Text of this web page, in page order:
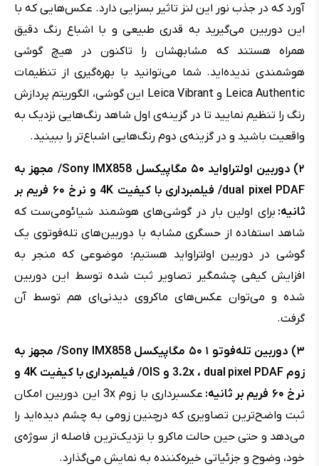
آورد که در جذب نور این لنز تاثیر بسزایی دارد. عکس‌هایی که با
این دوربین می‌گیرید به قدری طبیعی و با اشباع رنگ دقیق
همراه هستند که مشابهشان را تاکنون در هیچ گوشی
هوشمندی ندیده‌اید. شما می‌توانید با بهره‌گیری از تنظیمات
Leica Authentic و Leica Vibrant این گوشی، الگوریتم پردازش
رنگ را تنظیم نمایید تا در گزینه‌ی اول شاهد رنگ‌هایی نزدیک به
واقعیت باشید و در گزینه‌ی دوم رنگ‌هایی اشباع‌تر را ببینید.
۲) دوربین اولتراواید ۵۰ مگاپیکسل Sony IMX858/
مجهز به
dual pixel PDAF/ فیلمبرداری با کیفیت 4K و نرخ ۶۰ فریم بر
ثانیه: برای اولین بار در گوشی‌های هوشمند شیائومی‌ست که
شاهد استفاده از حسگری مشابه با دوربین‌های تله‌فوتوی یک
گوشی در دوربین اولتراواید هستیم؛ موضوعی که منجر به
افزایش کیفی چشمگیر تصاویر ثبت شده توسط این دوربین
شده و می‌‌توان عکس‌های ماکروی دیدنی‌ای هم توسط آن
گرفت.
۳) دوربین تله‌فوتو ۱ ۵۰ مگاپیکسل Sony IMX858/
مجهز به
زوم 3.2x ، dual pixel PDAF و OIS/ فیلمبرداری با کیفیت 4K و
نرخ ۶۰ فریم بر ثانیه:
عکسبرداری با زوم 3x این دوربین امکان
ثبت واضح‌ترین تصاویری که درچنین زومی به چشم دیده‌اید را
می‌دهد و حتی حین حالت ماکرو با نزدیک‌ترین فاصله از سوژه‌ی
خود، وضوح و جزئیاتی خیره‌کننده به نمایش می‌گذارد.